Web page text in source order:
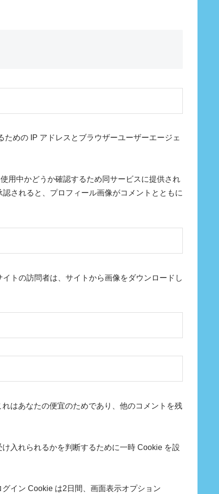
めの IP アドレスとブラウザーユーザーエージェ
用中かどうか確認するため同サービスに提供され
されると、プロフィール画像がコメントとともに
トの訪問者は、サイトから画像をダウンロードし
はあなたの便宜のためであり、他のコメントを残
入れられるかを判断するために一時 Cookie を設
イン Cookie は2日間、画面表示オプション